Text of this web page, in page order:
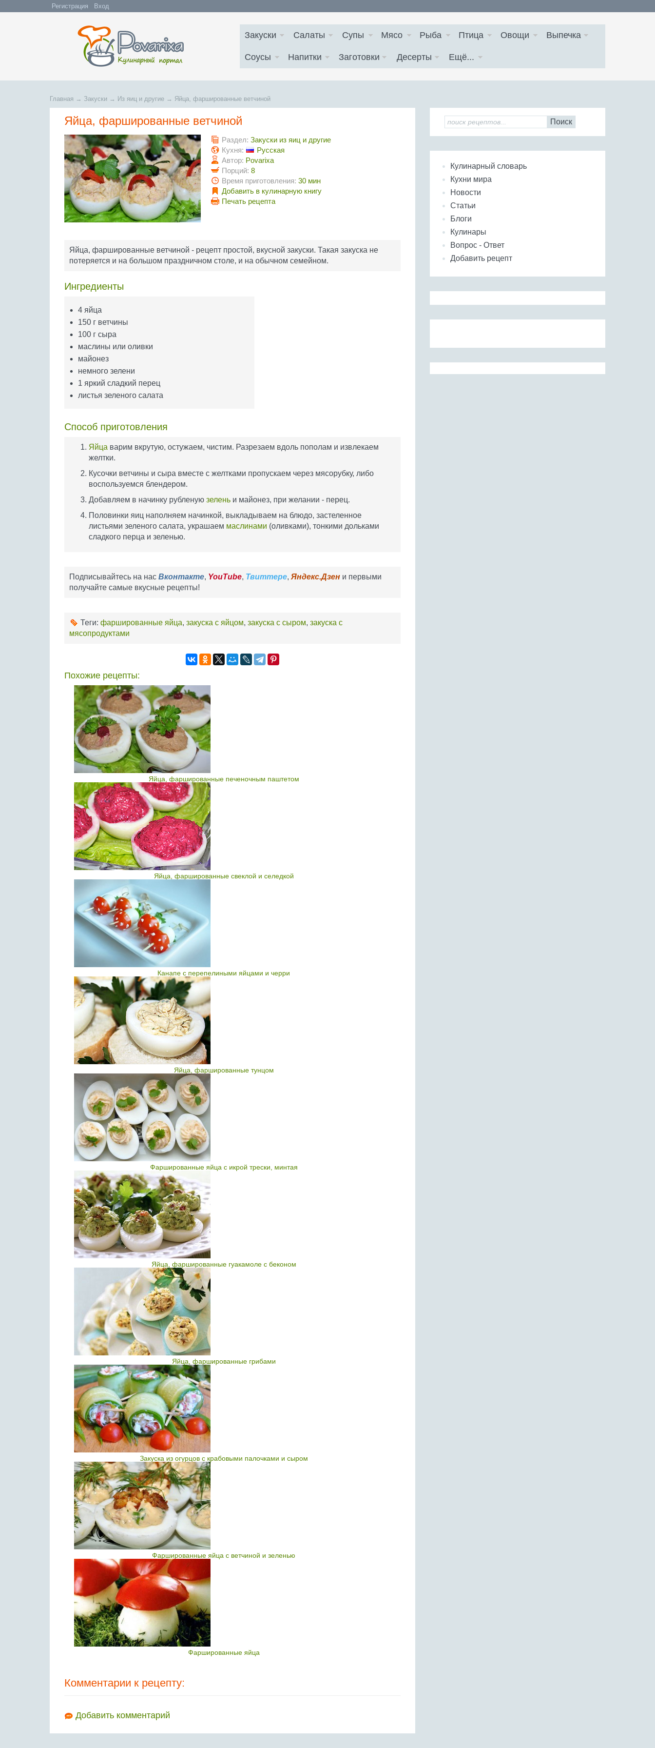
Регистрация Вход
Закуски Салаты Супы Мясо Рыба Птица Овощи Выпечка
Соусы Напитки Заготовки Десерты Ещё...
Главная → Закуски → Из яиц и другие → Яйца, фаршированные ветчиной
Яйца, фаршированные ветчиной
Раздел: Закуски из яиц и другие
Кухня:
Русская
Автор: Povarixa
Порций: 8
Время приготовления: 30 мин
Добавить в кулинарную книгу
Печать рецепта
Яйца, фаршированные ветчиной - рецепт простой, вкусной закуски. Такая закуска не
потеряется и на большом праздничном столе, и на обычном семейном.
Ингредиенты
4 яйца
150 г ветчины
100 г сыра
маслины или оливки
майонез
немного зелени
1 яркий сладкий перец
листья зеленого салата
Способ приготовления
Яйца варим вкрутую, остужаем, чистим. Разрезаем вдоль пополам и извлекаем
желтки.
Кусочки ветчины и сыра вместе с желтками пропускаем через мясорубку, либо
воспользуемся блендером.
Добавляем в начинку рубленую зелень и майонез, при желании - перец.
Половинки яиц наполняем начинкой, выкладываем на блюдо, застеленное
листьями зеленого салата, украшаем маслинами (оливками), тонкими дольками
сладкого перца и зеленью.
Подписывайтесь на нас Вконтакте, YouTube, Твиттере, Яндекс.Дзен и первыми
получайте самые вкусные рецепты!
Теги: фаршированные яйца, закуска с яйцом, закуска с сыром, закуска с
мясопродуктами
Похожие рецепты:
Яйца, фаршированные печеночным паштетом
Яйца, фаршированные свеклой и селедкой
Канапе с перепелиными яйцами и черри
Яйца, фаршированные тунцом
Фаршированные яйца с икрой трески, минтая
Яйца, фаршированные гуакамоле с беконом
Яйца, фаршированные грибами
Закуска из огурцов с крабовыми палочками и сыром
Фаршированные яйца с ветчиной и зеленью
Фаршированные яйца
Комментарии к рецепту:
Добавить комментарий
Поиск
Кулинарный словарь
Кухни мира
Новости
Статьи
Блоги
Кулинары
Вопрос - Ответ
Добавить рецепт